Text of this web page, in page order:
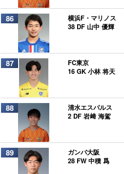
86
横浜F・マリノス
38 DF 山中 優輝
87
FC東京
16 GK 小林 将天
88
清水エスパルス
2 DF 岩﨑 海駕
89
ガンバ大阪
28 FW 中積 爲